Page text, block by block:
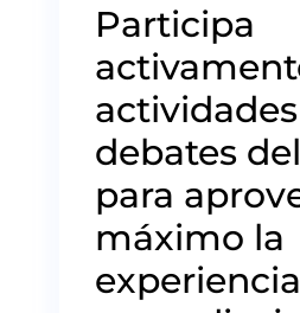
Participa
debates
para
máximo la